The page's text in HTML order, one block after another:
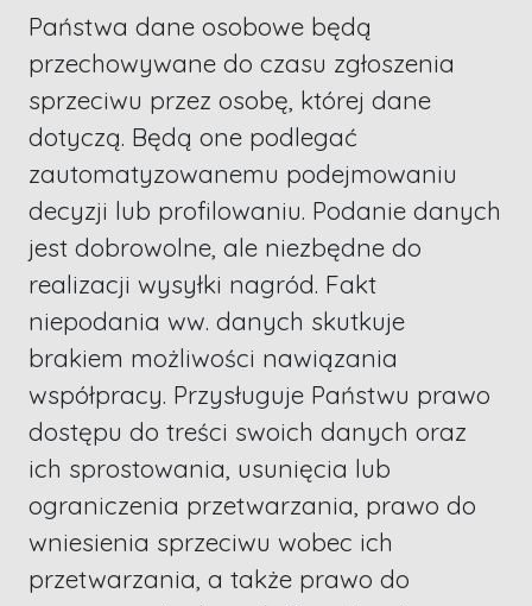
Państwa dane osobowe będą
przechowywane do czasu zgłoszenia
sprzeciwu przez osobę, której dane
dotyczą. Będą one podlegać
zautomatyzowanemu podejmowaniu
decyzji lub profilowaniu. Podanie danych
jest dobrowolne, ale niezbędne do
realizacji wysyłki nagród. Fakt
niepodania ww. danych skutkuje
brakiem możliwości nawiązania
współpracy. Przysługuje Państwu prawo
dostępu do treści swoich danych oraz
ich sprostowania, usunięcia lub
ograniczenia przetwarzania, prawo do
wniesienia sprzeciwu wobec ich
przetwarzania, a także prawo do